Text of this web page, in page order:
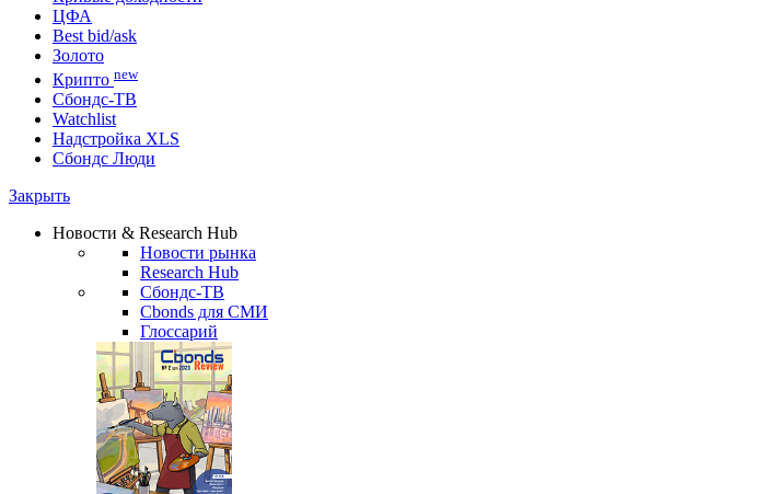
ЦФА
Best bid/ask
Золото
Крипто new
Сбондс-ТВ
Watchlist
Надстройка XLS
Сбондс Люди
Закрыть
Новости & Research Hub
Новости рынка
Research Hub
Сбондс-ТВ
Cbonds для СМИ
Глоссарий